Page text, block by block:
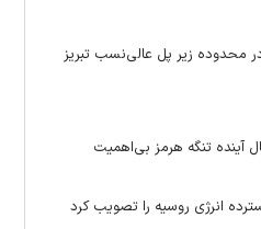
زیر پل عالی‌نسب تبریز
آینده تنگه هرمز بی‌اهمیت
انرژی روسیه را تصویب کرد